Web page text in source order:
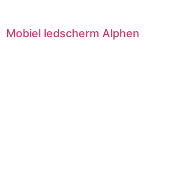
Mobiel ledscherm Alphen